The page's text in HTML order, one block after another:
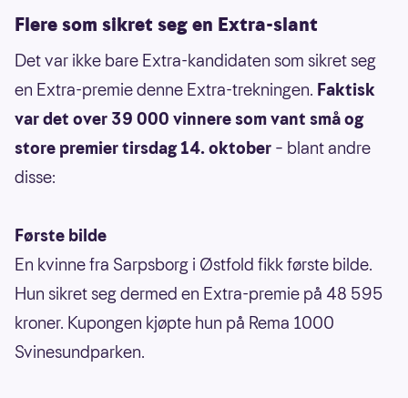
Flere som sikret seg en Extra-slant
Det var ikke bare Extra-kandidaten som sikret seg
en Extra-premie denne Extra-trekningen. Faktisk
var det over 39 000 vinnere som vant små og
store premier tirsdag 14. oktober – blant andre
disse:
Første bilde
En kvinne fra Sarpsborg i Østfold fikk første bilde.
Hun sikret seg dermed en Extra-premie på 48 595
kroner. Kupongen kjøpte hun på Rema 1000
Svinesundparken.